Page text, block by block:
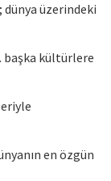
üzerindeki
başka kültürlere
en özgün